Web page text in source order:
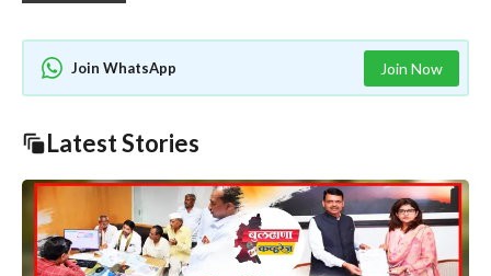
Join WhatsApp Join Now
Latest Stories